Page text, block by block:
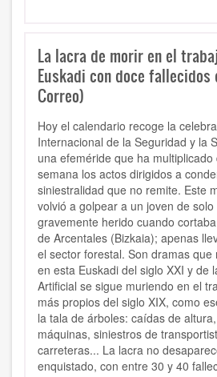
La lacra de morir en el
Euskadi con doce fallecidos
Correo)
Hoy el calendario recoge la
Internacional de la Seguridad y la
una efeméride que ha
semana los actos dirigidos a
siniestralidad que no remite. Este
volvió a golpear a un joven de
gravemente herido cuando
de Arcentales (Bizkaia); apenas
el sector forestal. Son dramas
en esta Euskadi del siglo XXI y de
Artificial se sigue muriendo en el
más propios del siglo XIX, como
la tala de árboles: caídas de
máquinas, siniestros de
carreteras... La lacra no
enquistado, con entre 30 y 40